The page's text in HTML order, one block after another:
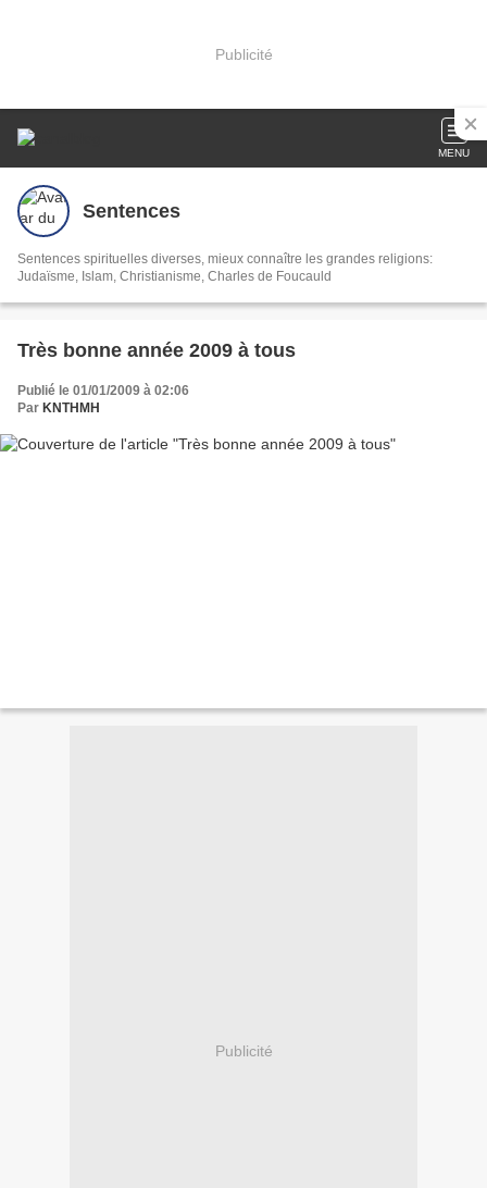
Publicité
MENU
Sentences
Sentences spirituelles diverses, mieux connaître les grandes religions:
Judaïsme, Islam, Christianisme, Charles de Foucauld
Très bonne année 2009 à tous
Publié le 01/01/2009 à 02:06
Par KNTHMH
Publicité